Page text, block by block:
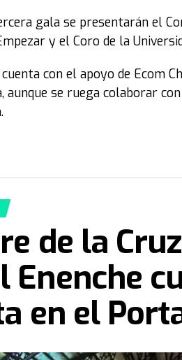
gala se presentarán el
y el Coro de la
con el apoyo de Ecom
se ruega colaborar
de la
Enenche
en el